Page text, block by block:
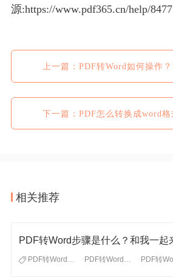
源:https://www.pdf365.cn/help/8477
相关推荐
PDF转Word步骤是什么？和我一起
PDF转Word步骤 PDF转Word格式